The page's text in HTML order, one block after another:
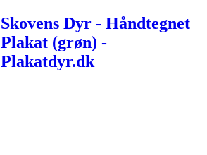
Skovens Dyr - Håndtegnet
Plakat (grøn) -
Plakatdyr.dk